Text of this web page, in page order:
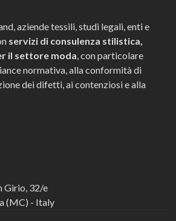
aziende tessili, studi legali, enti e
servizi di consulenza stilistica,
il settore moda, con particolare
normativa, alla conformità di
dei difetti, ai contenziosi e alla
Girio, 32/e
(MC) - Italy